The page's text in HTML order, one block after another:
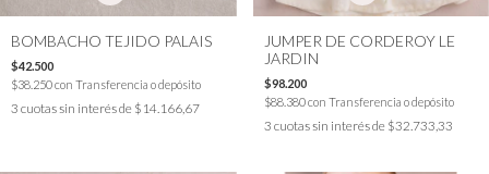
BOMBACHO TEJIDO PALAIS
$42.500
$38.250con Transferencia o depósito
3 cuotas sin interés de $14.166,67
JUMPER DE CORDEROY LE
JARDIN
$98.200
$88.380con Transferencia o depósito
3 cuotas sin interés de $32.733,33